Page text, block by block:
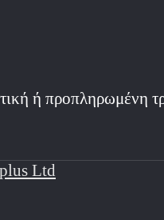
ή προπληρωμένη
Ltd